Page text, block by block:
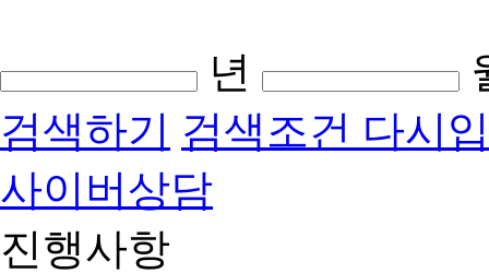
년
검색하기 검색조건 다시
사이버상담
진행사항